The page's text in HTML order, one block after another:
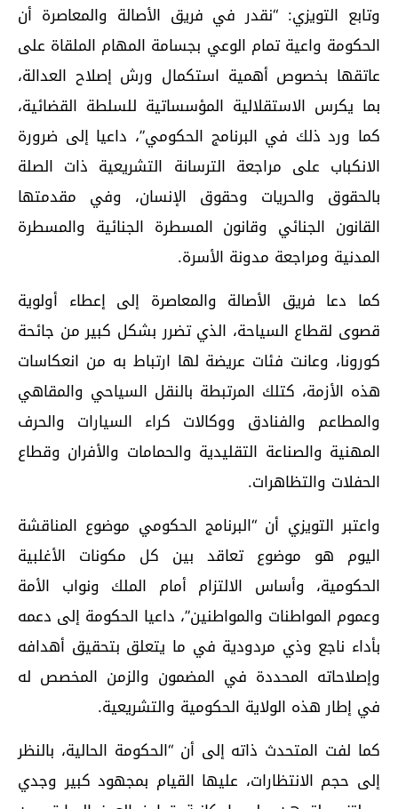
وتابع التويزي: “نقدر في فريق الأصالة والمعاصرة أن
الحكومة واعية تمام الوعي بجسامة المهام الملقاة على
عاتقها بخصوص أهمية استكمال ورش إصلاح العدالة،
بما يكرس الاستقلالية المؤسساتية للسلطة القضائية،
كما ورد ذلك في البرنامج الحكومي”، داعيا إلى ضرورة
الانكباب على مراجعة الترسانة التشريعية ذات الصلة
بالحقوق والحريات وحقوق الإنسان، وفي مقدمتها
القانون الجنائي وقانون المسطرة الجنائية والمسطرة
المدنية ومراجعة مدونة الأسرة.
كما دعا فريق الأصالة والمعاصرة إلى إعطاء أولوية
قصوى لقطاع السياحة، الذي تضرر بشكل كبير من جائحة
كورونا، وعانت فئات عريضة لها ارتباط به من انعكاسات
هذه الأزمة، كتلك المرتبطة بالنقل السياحي والمقاهي
والمطاعم والفنادق ووكالات كراء السيارات والحرف
المهنية والصناعة التقليدية والحمامات والأفران وقطاع
الحفلات والتظاهرات.
واعتبر التويزي أن “البرنامج الحكومي موضوع المناقشة
اليوم هو موضوع تعاقد بين كل مكونات الأغلبية
الحكومية، وأساس الالتزام أمام الملك ونواب الأمة
وعموم المواطنات والمواطنين”، داعيا الحكومة إلى دعمه
بأداء ناجع وذي مردودية في ما يتعلق بتحقيق أهدافه
وإصلاحاته المحددة في المضمون والزمن المخصص له
في إطار هذه الولاية الحكومية والتشريعية.
كما لفت المتحدث ذاته إلى أن “الحكومة الحالية، بالنظر
إلى حجم الانتظارات، عليها القيام بمجهود كبير وجدي